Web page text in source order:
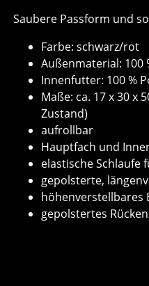
Saubere Passform und
Farbe: schwarz/rot
Außenmaterial: 100
Innenfutter: 100 %
Maße: ca. 17 x 30 x
Zustand)
aufrollbar
Hauptfach und
elastische Schlaufe
gepolsterte,
gepolstertes